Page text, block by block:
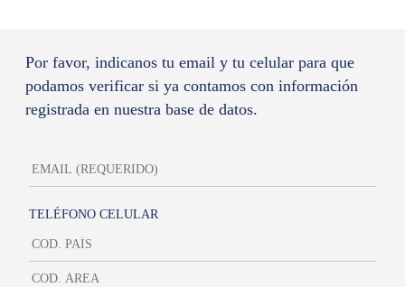
Por favor, indicanos tu email y tu celular para que
podamos verificar si ya contamos con información
registrada en nuestra base de datos.
TELÉFONO CELULAR